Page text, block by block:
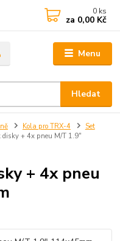
Menu
Hledat
0 ks
za 0,00 Kč
Kola pro TRX-4
Set
disky + 4x pneu M/T 1.9"
+ 4x pneu